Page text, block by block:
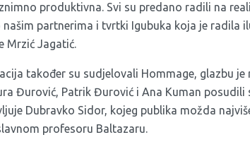
produktivna. Svi su predano radili na
našim partnerima i tvrtki Igubuka koja je radila
Mrzić Jagatić.
također su sudjelovali Hommage, glazbu
Đurović, Patrik Đurović i Ana Kuman
Dubravko Sidor, kojeg publika možda
profesoru Baltazaru.